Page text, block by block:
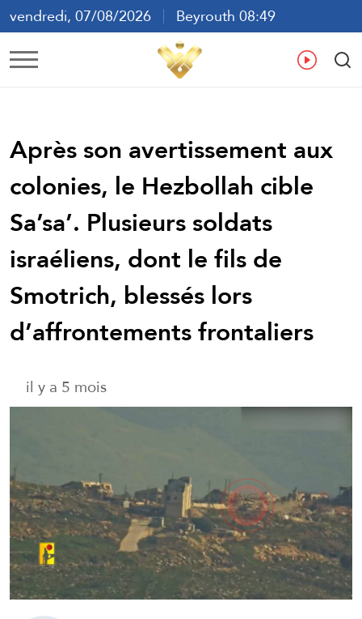
vendredi, 07/08/2026
Beyrouth 08:49
ع
Après son avertissement aux
colonies, le Hezbollah cible
Sa’sa’. Plusieurs soldats
israéliens, dont le fils de
Smotrich, blessés lors
d’affrontements frontaliers
il y a 5 mois